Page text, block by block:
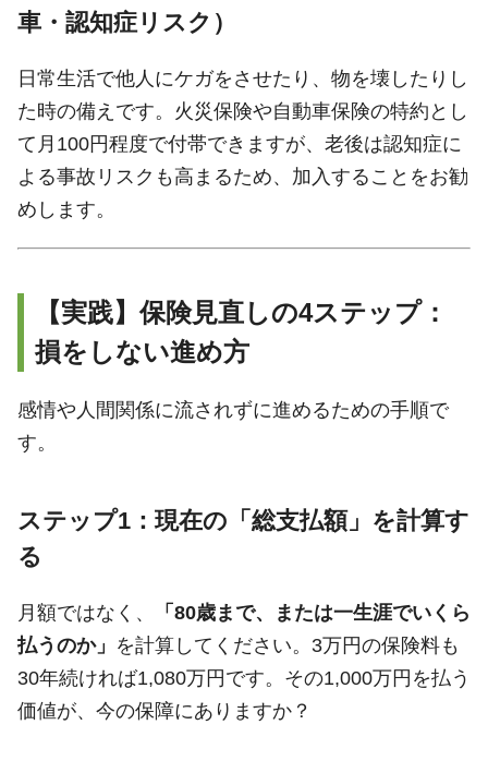
車・認知症リスク）
日常生活で他人にケガをさせたり、物を壊したりし
た時の備えです。火災保険や自動車保険の特約とし
て月100円程度で付帯できますが、老後は認知症に
よる事故リスクも高まるため、加入することをお勧
めします。
【実践】保険見直しの4ステップ：
損をしない進め方
感情や人間関係に流されずに進めるための手順で
す。
ステップ1：現在の「総支払額」を計算す
る
月額ではなく、
「80歳まで、または一生涯でいくら
払うのか」 を計算してください。3万円の保険料も
30年続ければ1,080万円です。その1,000万円を払う
価値が、今の保障にありますか？